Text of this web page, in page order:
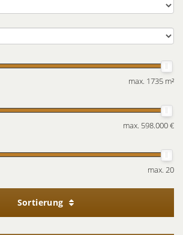
max. 1735 m²
max. 598.000 €
max. 20
Sortierung